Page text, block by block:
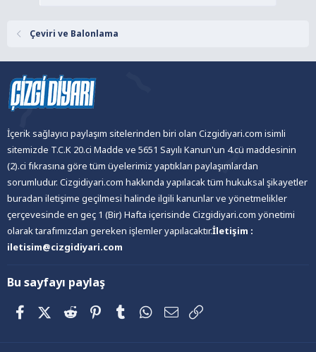
Çeviri ve Balonlama
İçerik sağlayıcı paylaşım sitelerinden biri olan Cizgidiyari.com isimli
sitemizde T.C.K 20.ci Madde ve 5651 Sayılı Kanun'un 4.cü maddesinin
(2).ci fıkrasına göre tüm üyelerimiz yaptıkları paylaşımlardan
sorumludur. Cizgidiyari.com hakkında yapılacak tüm hukuksal şikayetler
buradan iletişime geçilmesi halinde ilgili kanunlar ve yönetmelikler
çerçevesinde en geç 1 (Bir) Hafta içerisinde Cizgidiyari.com yönetimi
olarak tarafımızdan gereken işlemler yapılacaktır.İletişim :
iletisim@cizgidiyari.com
Bu sayfayı paylaş
FacebookX (Twitter)
Reddit PinterestTumblrWhatsApp
E-posta